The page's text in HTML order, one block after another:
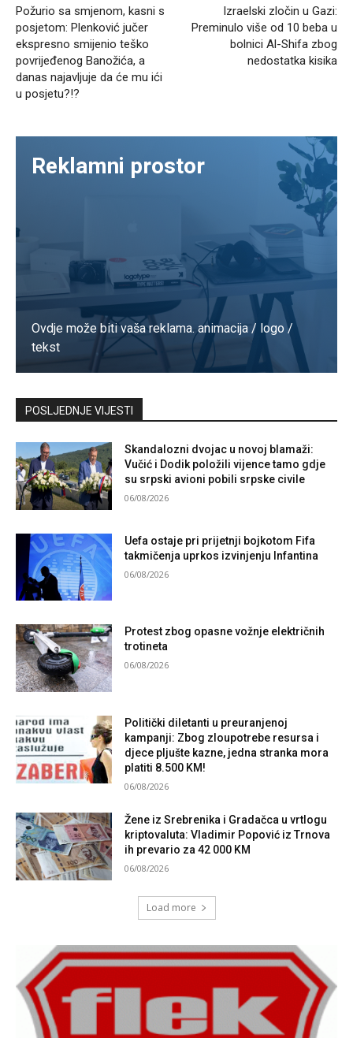
Požurio sa smjenom, kasni s
posjetom: Plenković jučer
ekspresno smijenio teško
povrijeđenog Banožića, a
danas najavljuje da će mu ići
u posjetu?!?
Izraelski zločin u Gazi:
Preminulo više od 10 beba u
bolnici Al-Shifa zbog
nedostatka kisika
Reklamni prostor
Ovdje može biti vaša reklama. animacija / logo /
tekst
Kontaktirajte nas
POSLJEDNJE VIJESTI
Skandalozni dvojac u novoj blamaži:
Vučić i Dodik položili vijence tamo gdje
su srpski avioni pobili srpske civile
06/08/2026
Uefa ostaje pri prijetnji bojkotom Fifa
takmičenja uprkos izvinjenju Infantina
06/08/2026
Protest zbog opasne vožnje električnih
trotineta
06/08/2026
Politički diletanti u preuranjenoj
kampanji: Zbog zloupotrebe resursa i
djece pljušte kazne, jedna stranka mora
platiti 8.500 KM!
06/08/2026
Žene iz Srebrenika i Gradačca u vrtlogu
kriptovaluta: Vladimir Popović iz Trnova
ih prevario za 42 000 KM
06/08/2026
Load more